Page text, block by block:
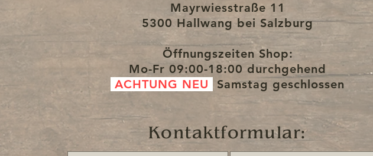
Used-Look, der bei Gebrauch noch stärker
heißt, dass sich das Leder noch stark verändern
mit dem Set gearbeitet wird.
so eine tolle Optik, die jedes Stück zu eurem
individuellen Unikat macht.
mit allen bewährten Gastrokönig-
teils 3-facher Naht und Verstärkungen an
Stellen, noch stabileren Druckknöpfen und mehr.
Mayrwiesstraße 11
5300 Hallwang bei Salzburg
Öffnungszeiten Shop:
Mo-Fr 09:00-18:00 durchgehend
ACHTUNG NEU
Samstag geschlossen
Kontaktformular: